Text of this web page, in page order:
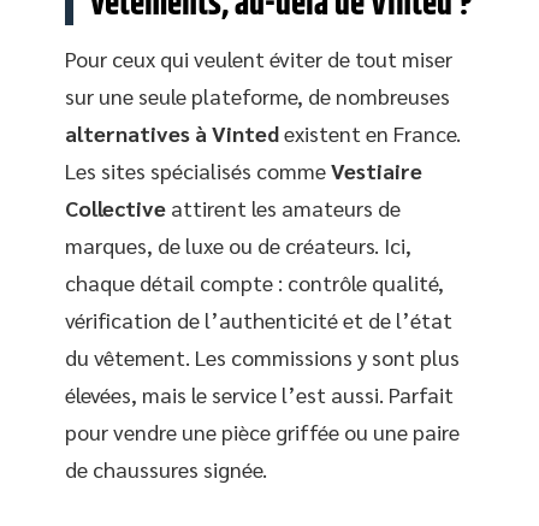
Pour ceux qui veulent éviter de tout miser
sur une seule plateforme, de nombreuses
alternatives à Vintedexistent en France.
Les sites spécialisés commeVestiaire
Collective attirent les amateurs de
marques, de luxe ou de créateurs. Ici,
chaque détail compte : contrôle qualité,
vérification de l’authenticité et de l’état
du vêtement. Les commissions y sont plus
élevées, mais le service l’est aussi. Parfait
pour vendre une pièce griffée ou une paire
de chaussures signée.